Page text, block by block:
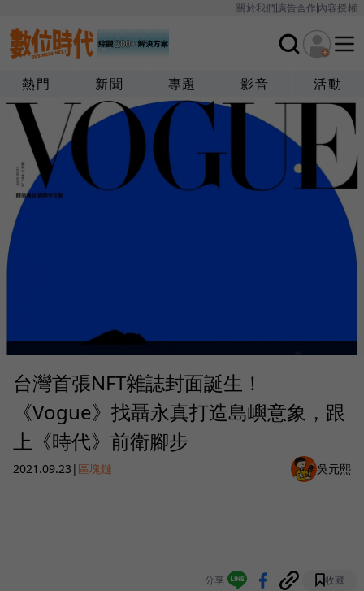
關於我們廣告合作內容授權
熱門 新聞 專題 影音 活動
台灣首張NFT雜誌封面誕生！
《Vogue》找聶永真打造島嶼意象，跟
上《時代》前衛腳步
2021.09.23 | 區塊鏈 吳元熙
分享 收藏